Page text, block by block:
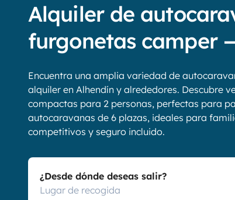
Alquiler de
furgonetas camper
Encuentra una amplia variedad de
alquiler en Alhendín y alrededores. Descubre
compactas para 2 personas, perfectas para
autocaravanas de 6 plazas, ideales para
competitivos y seguro incluido.
¿Desde dónde deseas salir?